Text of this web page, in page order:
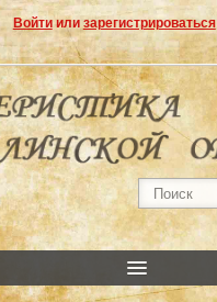
Войтиили зарегистрироваться